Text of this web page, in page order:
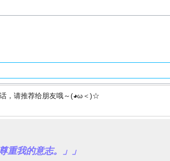
，请推荐给朋友哦～(◕ω＜)☆
重我的意志。」」